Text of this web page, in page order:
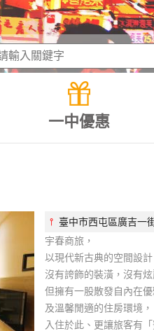
一中優惠
⫯ 臺中市西屯區廣吉一
宇春商旅，
以現代新古典的空間設計
沒有誇飾的裝潢，沒有炫
但擁有一股散發自內在優
及溫馨閒適的住房環境，
入住於此、更讓旅客有